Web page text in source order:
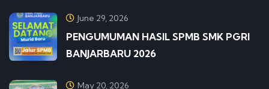
June 29, 2026
PENGUMUMAN HASIL SPMB SMK PGRI
BANJARBARU 2026
May 20, 2026